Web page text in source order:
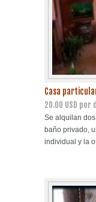
Casa
20.00 USD por
Se alquilan
baño privado,
individual y la